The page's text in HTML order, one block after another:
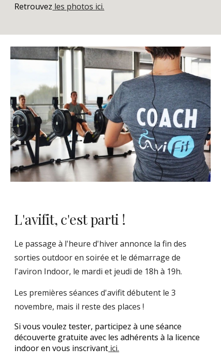
Retrouvez les photos ici.
L'avifit, c'est parti !
Le passage à l'heure d'hiver annonce la fin des
sorties outdoor en soirée et le démarrage de
l'aviron Indoor, le mardi et jeudi de 18h à 19h.
Les premières séances d'avifit débutent le 3
novembre, mais il reste des places !
Si vous voulez tester, participez à une séance
découverte gratuite avec les adhérents à la licence
indoor en vous inscrivant ici.